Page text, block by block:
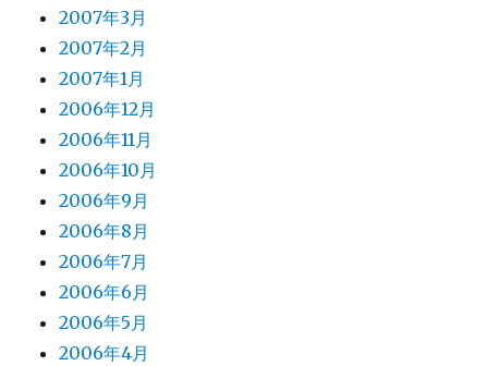
2007年3月
2007年2月
2007年1月
2006年12月
2006年11月
2006年10月
2006年9月
2006年8月
2006年7月
2006年6月
2006年5月
2006年4月